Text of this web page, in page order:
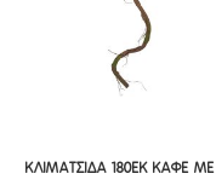
ΚΛΙΜΑΤΣΙΔΑ 180ΕΚ ΚΑΦΕ ΜΕ
ΚΛΙΜΑΤΣΙΔΑ 180ΕΚ ΚΑΦΕ ΜΕ